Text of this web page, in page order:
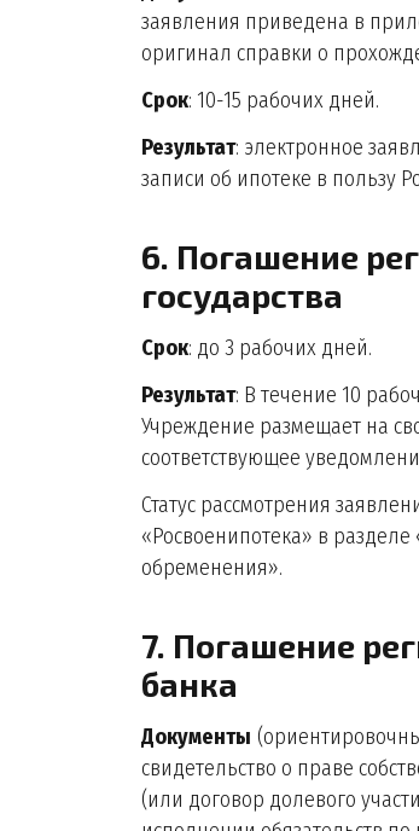
заявления приведена в
оригинал справки о
Срок: 10-15 рабочих дней.
Результат: электронное
записи об ипотеке в пользу
6. Погашение
государства
Срок: до 3 рабочих дней.
Результат: В течение 10
Учреждение размещает на
соответствующее
Статус рассмотрения
«Росвоенипотека» в
обременения».
7. Погашение
банка
Документы
свидетельство о праве
(или договор долевого